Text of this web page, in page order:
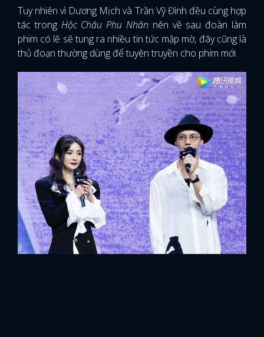
Tuy nhiên vì Dương Mịch và Trần Vỹ Đình đều cùng hợp
tác trong Hộc Châu Phu Nhân nên về sau đoàn làm
phim có lẽ sẽ tung ra nhiều tin tức mập mờ, đây cũng là
thủ đoạn thường dùng để tuyên truyền cho phim mới.